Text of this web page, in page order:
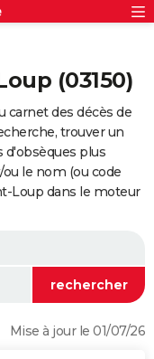
(03150)
carnet des décès de
trouver un
d'obsèques plus
le nom (ou code
Loup dans le moteur
Mise à jour le 01/07/26